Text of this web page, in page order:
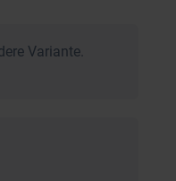
Variante.